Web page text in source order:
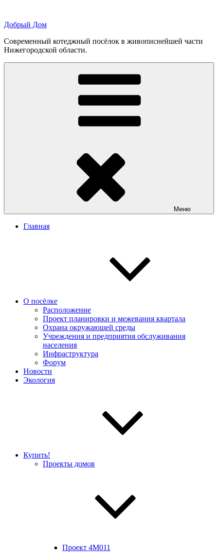
содержимому
Добрый Дом
Современный котеджный посёлок в живописнейшей части
Нижегородской области.
Меню
Главная
О посёлке
Расположение
Проект планировки и межевания квартала
Охрана окружающей среды
Учреждения и предприятия обслуживания
населения
Инфраструктура
Форум
Новости
Экология
Купить!
Проекты домов
Проект 4M011